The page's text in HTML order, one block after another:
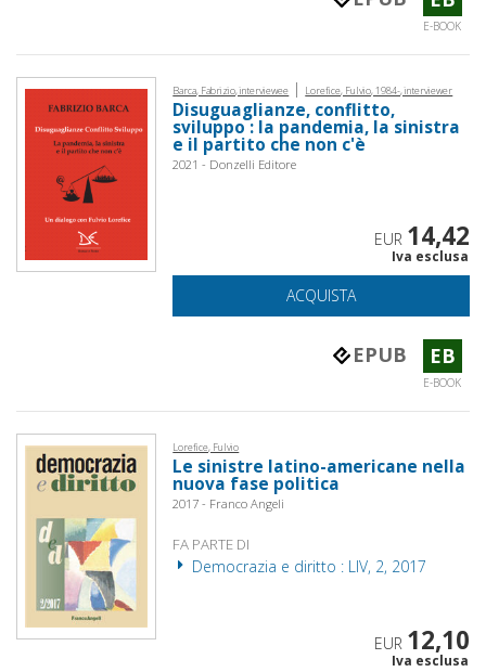
E-BOOK
Barca, Fabrizio, interviewee | Lorefice, Fulvio, 1984-, interviewer
Disuguaglianze, conflitto,
sviluppo : la pandemia, la sinistra
e il partito che non c'è
2021 - Donzelli Editore
EUR 14,42
Iva esclusa
ACQUISTA
EPUB EB
E-BOOK
Lorefice, Fulvio
Le sinistre latino-americane nella
nuova fase politica
2017 - Franco Angeli
FA PARTE DI
Democrazia e diritto : LIV, 2, 2017
EUR 12,10
Iva esclusa